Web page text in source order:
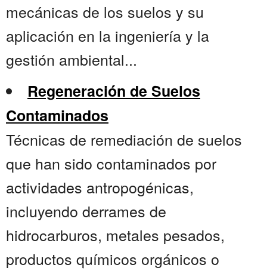
mecánicas de los suelos y su
aplicación en la ingeniería y la
gestión ambiental...
Regeneración de Suelos
Contaminados
Técnicas de remediación de suelos
que han sido contaminados por
actividades antropogénicas,
incluyendo derrames de
hidrocarburos, metales pesados,
productos químicos orgánicos o